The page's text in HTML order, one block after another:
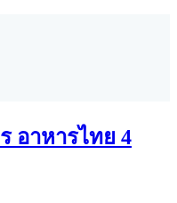
อาหารไทย 4